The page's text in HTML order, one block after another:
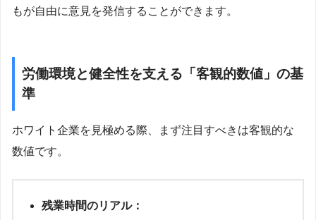
もが自由に意見を発信することができます。
労働環境と健全性を支える「客観的数値」の基
準
ホワイト企業を見極める際、まず注目すべきは客観的な
数値です。
残業時間のリアル：